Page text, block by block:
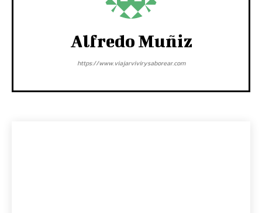
Alfredo Muñiz
https://www.viajarvivirysaborear.com